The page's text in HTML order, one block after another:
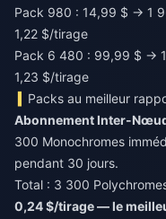
Pack 980 : 14,99 $ → 1
1,22 $/tirage
Pack 6 480 : 99,99 $ →
1,23 $/tirage
Packs au meilleur
Abonnement Inter-
300 Monochromes
pendant 30 jours.
Total : 3 300
0,24 $/tirage — le